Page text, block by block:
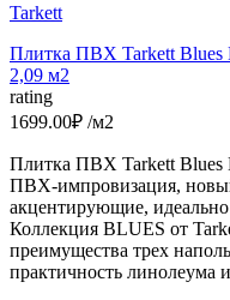
Tarkett
Плитка ПВХ Tarkett Blues
2,09 м2
rating
1699.00₽ /м2
Плитка ПВХ Tarkett Blues
ПВХ-импровизация,
акцентирующие,
Коллекция BLUES от
преимущества трех
практичность линолеума